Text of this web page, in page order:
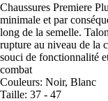
Chaussures Premiere
minimale et par
long de la semelle.
rupture au niveau de la
souci de fonctionnalité
combat
Couleurs: Noir, Blanc
Taille: 37 - 47